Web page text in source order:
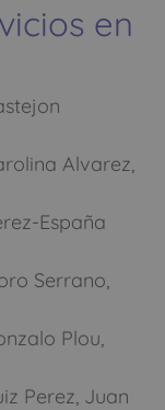
en
Alvarez,
España
Serrano,
Plou,
Perez, Juan